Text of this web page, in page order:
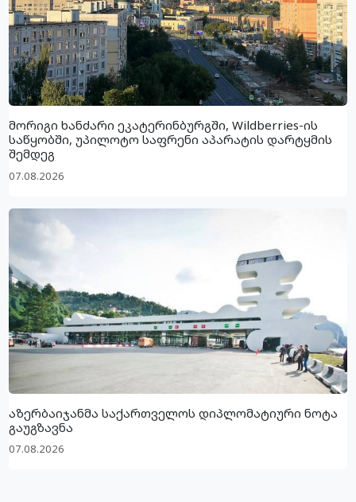
მორიგი ხანძარი ეკატერინბურგში, Wildberries-ის
საწყობში, უპილოტო საფრენი აპარატის დარტყმის
შემდეგ
07.08.2026
აზერბაიჯანმა საქართველოს დიპლომატიური ნოტა
გაუგზავნა
07.08.2026